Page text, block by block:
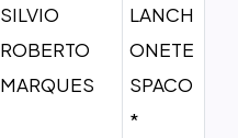
SILVIO
ROBERTO
MARQUES
LANCH
ONETE
SPACO
*